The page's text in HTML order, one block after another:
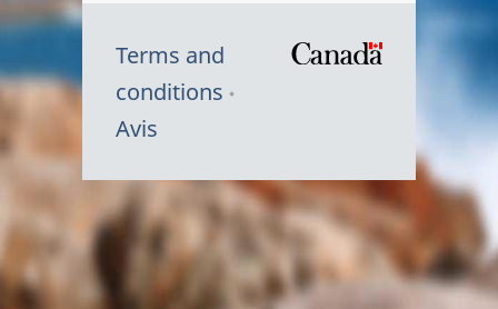
Terms and
conditions
Avis
Symbole
du
Canada